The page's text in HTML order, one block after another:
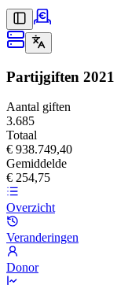
Partijgiften 2021
Aantal giften
3.685
Totaal
€ 938.749,40
Gemiddelde
€ 254,75
Overzicht
Veranderingen
Donor